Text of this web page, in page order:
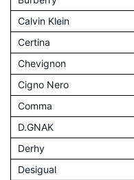
Calvin Klein
Certina
Chevignon
Cigno Nero
Comma
D.GNAK
Derhy
Desigual